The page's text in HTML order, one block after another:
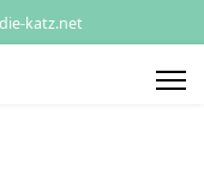
katz.net